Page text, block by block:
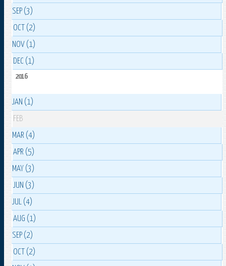
SEP (3)
OCT (2)
NOV (1)
DEC (1)
2016
JAN (1)
FEB
MAR (4)
APR (5)
MAY (3)
JUN (3)
JUL (4)
AUG (1)
SEP (2)
OCT (2)